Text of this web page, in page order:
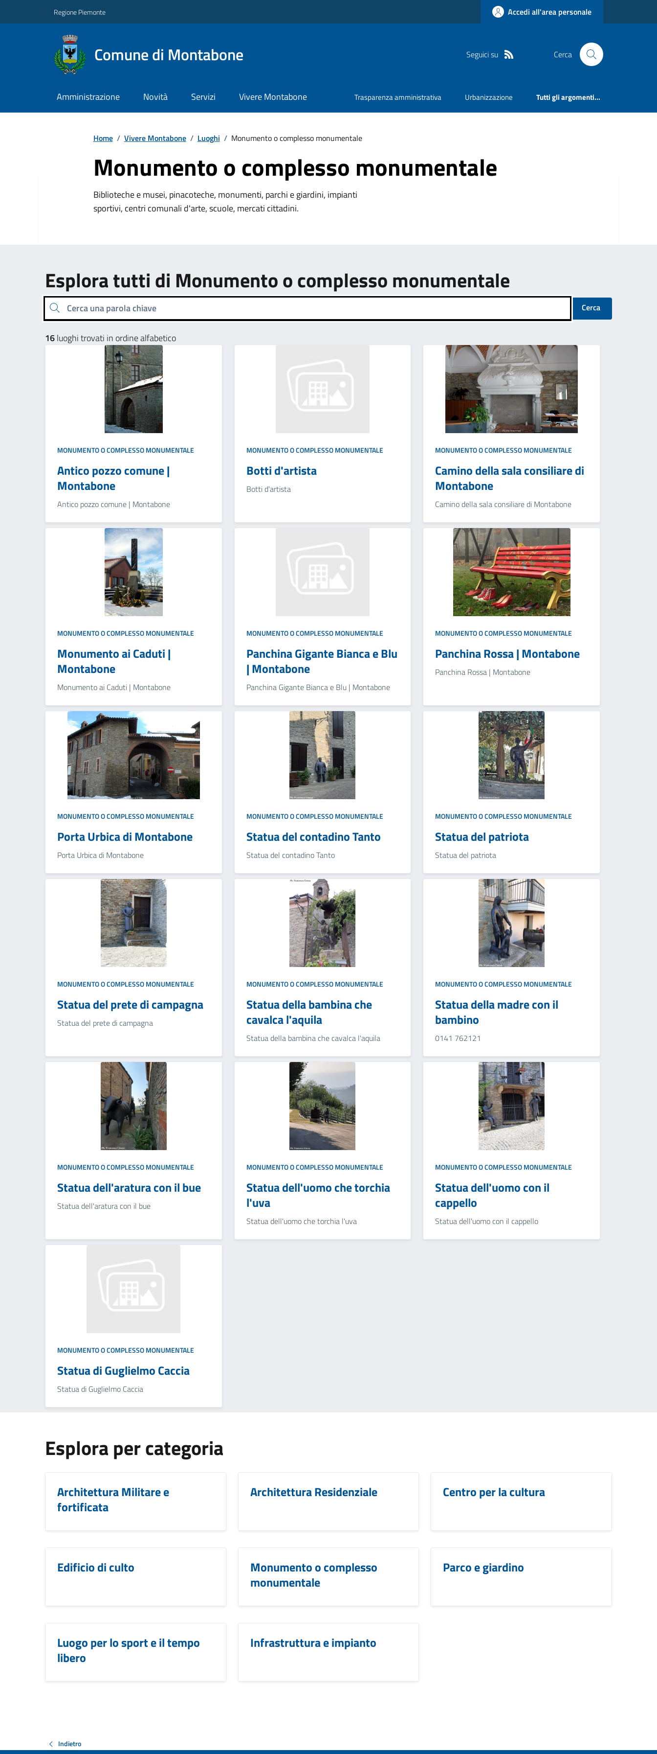
Regione Piemonte Accedi all'area personale
Comune di Montabone Seguici su Cerca
Amministrazione Novità Servizi Vivere Montabone Trasparenza amministrativa Urbanizzazione Tutti gli argomenti...
Home / Vivere Montabone / Luoghi / Monumento o complesso monumentale
Monumento o complesso monumentale
Biblioteche e musei, pinacoteche, monumenti, parchi e giardini, impianti
sportivi, centri comunali d'arte, scuole, mercati cittadini.
Esplora tutti di Monumento o complesso monumentale
Cerca una parola chiave Cerca
16luoghi trovati in ordine alfabetico
MONUMENTO O COMPLESSO MONUMENTALE
Antico pozzo comune |
Montabone
Antico pozzo comune | Montabone
MONUMENTO O COMPLESSO MONUMENTALE
Botti d'artista
Botti d'artista
MONUMENTO O COMPLESSO MONUMENTALE
Camino della sala consiliare di
Montabone
Camino della sala consiliare di Montabone
MONUMENTO O COMPLESSO MONUMENTALE
Monumento ai Caduti |
Montabone
Monumento ai Caduti | Montabone
MONUMENTO O COMPLESSO MONUMENTALE
Panchina Gigante Bianca e Blu
| Montabone
Panchina Gigante Bianca e Blu | Montabone
MONUMENTO O COMPLESSO MONUMENTALE
Panchina Rossa | Montabone
Panchina Rossa | Montabone
MONUMENTO O COMPLESSO MONUMENTALE
Porta Urbica di Montabone
Porta Urbica di Montabone
MONUMENTO O COMPLESSO MONUMENTALE
Statua del contadino Tanto
Statua del contadino Tanto
MONUMENTO O COMPLESSO MONUMENTALE
Statua del patriota
Statua del patriota
MONUMENTO O COMPLESSO MONUMENTALE
Statua del prete di campagna
Statua del prete di campagna
MONUMENTO O COMPLESSO MONUMENTALE
Statua della bambina che
cavalca l'aquila
Statua della bambina che cavalca l'aquila
MONUMENTO O COMPLESSO MONUMENTALE
Statua della madre con il
bambino
0141 762121
MONUMENTO O COMPLESSO MONUMENTALE
Statua dell'aratura con il bue
Statua dell'aratura con il bue
MONUMENTO O COMPLESSO MONUMENTALE
Statua dell'uomo che torchia
l'uva
Statua dell'uomo che torchia l'uva
MONUMENTO O COMPLESSO MONUMENTALE
Statua dell'uomo con il
cappello
Statua dell'uomo con il cappello
MONUMENTO O COMPLESSO MONUMENTALE
Statua di Guglielmo Caccia
Statua di Guglielmo Caccia
Esplora per categoria
Architettura Militare e
fortificata
Architettura Residenziale Centro per la cultura
Edificio di culto
Monumento o complesso
monumentale
Parco e giardino
Luogo per lo sport e il tempo
libero
Infrastruttura e impianto
Indietro